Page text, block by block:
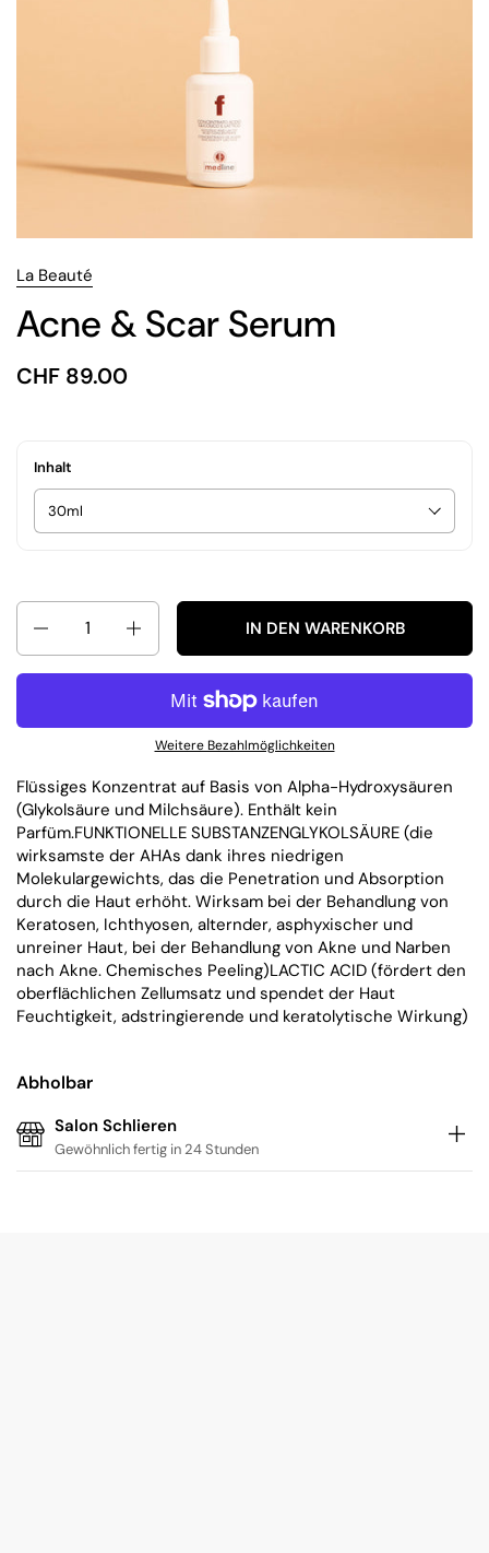
La Beauté
Acne & Scar Serum
Preis:
CHF 89.00
Inhalt
Anzahl
IN DEN WARENKORB
Weitere Bezahlmöglichkeiten
Flüssiges Konzentrat auf Basis von Alpha-Hydroxysäuren
(Glykolsäure und Milchsäure). Enthält kein
Parfüm.FUNKTIONELLE SUBSTANZENGLYKOLSÄURE (die
wirksamste der AHAs dank ihres niedrigen
Molekulargewichts, das die Penetration und Absorption
durch die Haut erhöht. Wirksam bei der Behandlung von
Keratosen, Ichthyosen, alternder, asphyxischer und
unreiner Haut, bei der Behandlung von Akne und Narben
nach Akne. Chemisches Peeling)LACTIC ACID (fördert den
oberflächlichen Zellumsatz und spendet der Haut
Feuchtigkeit, adstringierende und keratolytische Wirkung)
Abholbar
Salon Schlieren
Gewöhnlich fertig in 24 Stunden